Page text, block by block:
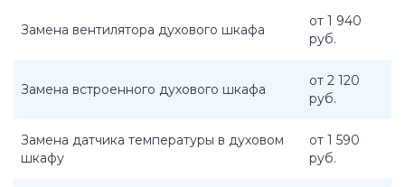
Замена вентилятора духового шкафа
от 1 940
руб.
Замена встроенного духового шкафа
от 2 120
руб.
Замена датчика температуры в духовом
шкафу
от 1 590
руб.